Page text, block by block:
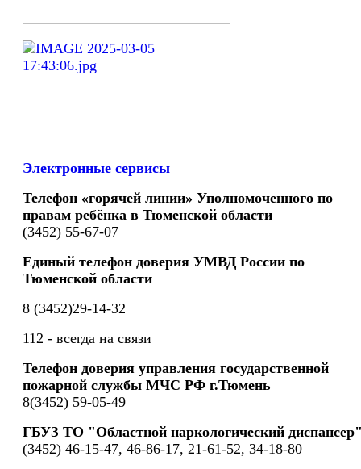
Электронные сервисы
Телефон «горячей линии» Уполномоченного по
правам ребёнка в Тюменской области
(3452) 55-67-07
Единый телефон доверия УМВД России по
Тюменской области
8 (3452)29-14-32
112 - всегда на связи
Телефон доверия управления государственной
пожарной службы МЧС РФ г.Тюмень
8(3452) 59-05-49
ГБУЗ ТО "Областной наркологический
(3452) 46-15-47, 46-86-17, 21-61-52, 34-18-80